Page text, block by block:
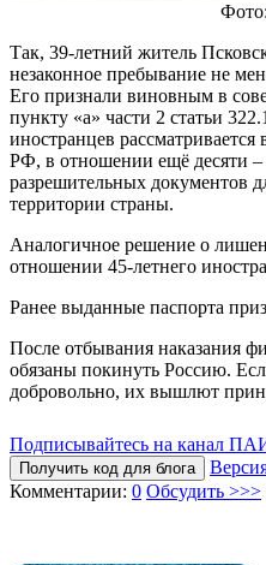
Так, 39-летний житель
незаконное пребывание не
Его признали виновным в
пункту «а» части 2 статьи
иностранцев
РФ, в отношении ещё десяти –
разрешительных документов
территории страны.
Аналогичное решение о
отношении 45-летнего
Ранее выданные паспорта
После отбывания наказания
обязаны покинуть Россию.
добровольно, их вышлют
Подписывайтесь на канал
Получить код для блога
Комментарии: 0 Обсудить >>>